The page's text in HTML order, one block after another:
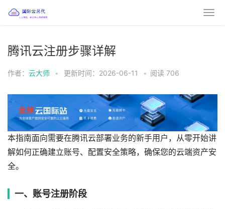
腾讯云注册步骤详解
作者： 云大师 • 更新时间：2026-06-11 • 阅读 706
本指南面向需要在腾讯云部署业务的新手用户，从零开始讲
解如何正确建立账号、配置安全策略，确保您的云端资产安
全。
一、账号注册阶段